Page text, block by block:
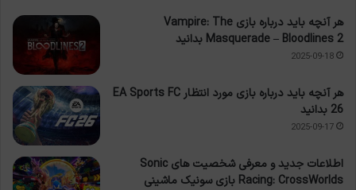
هر آنچه باید درباره بازی Vampire: The
Masquerade – Bloodlines 2 بدانید
2025-09-18
هر آنچه باید درباره بازی مورد انتظار EA Sports FC
26 بدانید
2025-09-17
اطلاعات جدید و معرفی شخصیت های Sonic
Racing: CrossWorlds بازی سونیک ماشینی